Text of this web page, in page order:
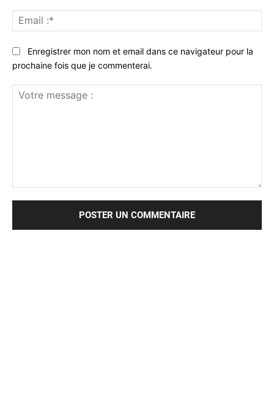
:*
Enregistrer mon nom et email dans ce navigateur pour la
prochaine fois que je commenterai.